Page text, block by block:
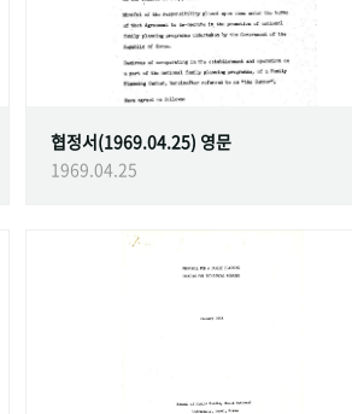
협정서(1969.04.25) 영문
1969.04.25